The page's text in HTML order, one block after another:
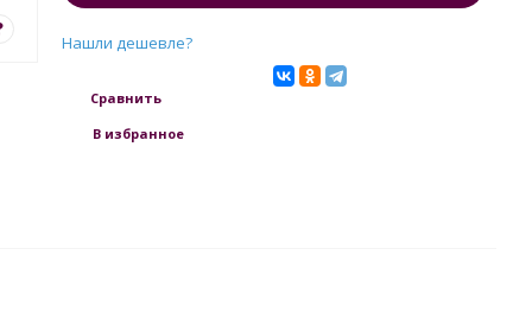
Нашли дешевле?
Сравнить
В избранное